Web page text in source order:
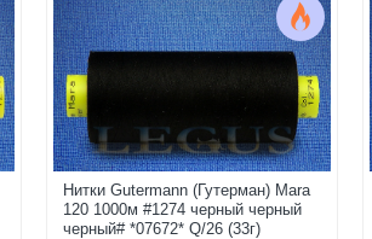
Нитки Gutermann (Гутерман) Mara
120 1000м #1274 черный черный
черный# *07672* Q/26 (33г)